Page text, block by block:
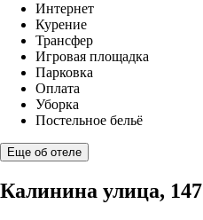
Интернет
Курение
Трансфер
Игровая площадка
Парковка
Оплата
Уборка
Постельное бельё
Еще об отеле
Калинина улица, 147